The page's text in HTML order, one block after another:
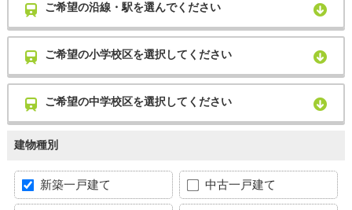
ご希望の沿線・駅を選んでください
ご希望の小学校区を選択してください
ご希望の中学校区を選択してください
建物種別
新築一戸建て 中古一戸建て